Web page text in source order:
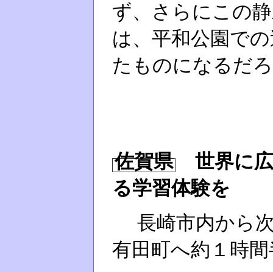
ず、さらにこの
は、平和公園で
たものになるだ
佐賀県世界に広
る学習体験を
長崎市内から
有田町へ約１時